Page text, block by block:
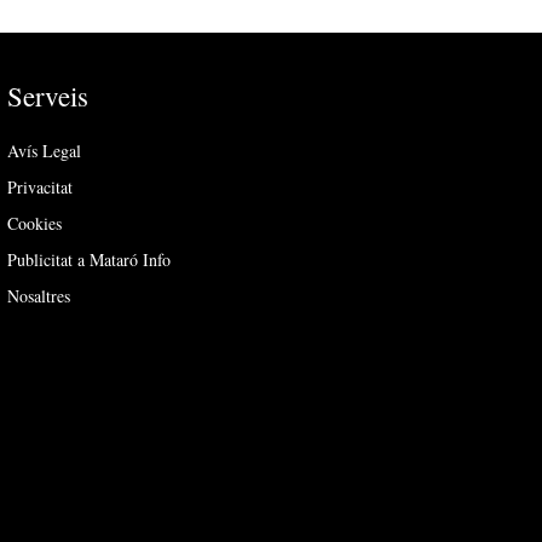
Serveis
Avís Legal
Privacitat
Cookies
Publicitat a Mataró Info
Nosaltres